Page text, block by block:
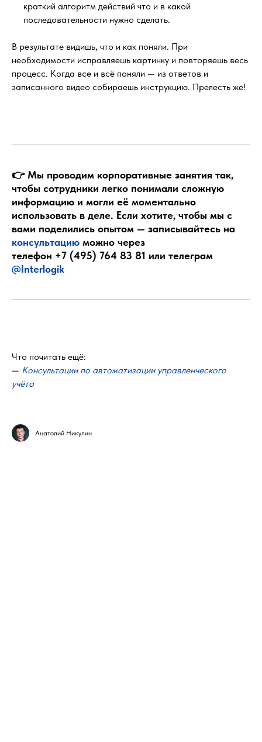
краткий алгоритм действий что и в какой
последовательности нужно сделать.
В результате видишь, что и как поняли. При
необходимости исправляешь картинку и повторяешь весь
процесс. Когда все и всё поняли — из ответов и
записанного видео собираешь инструкцию. Прелесть же!
👉 Мы проводим корпоративные занятия так,
чтобы сотрудники легко понимали сложную
информацию и могли её моментально
использовать в деле. Если хотите, чтобы мы с
вами поделились опытом — записывайтесь на
консультацию можно через
телефон +7 (495) 764 83 81 или телеграм
@Interlogik
Что почитать ещё:
— Консультации по автоматизации управленческого
учёта
Анатолий Никулин